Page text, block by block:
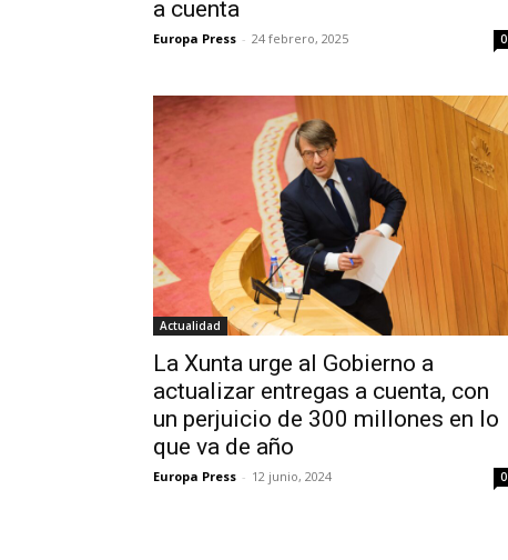
a cuenta
Europa Press - 24 febrero, 2025 0
Actualidad
La Xunta urge al Gobierno a
actualizar entregas a cuenta, con
un perjuicio de 300 millones en lo
que va de año
Europa Press - 12 junio, 2024 0